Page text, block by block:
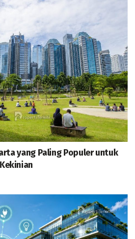
yang Paling Populer untuk